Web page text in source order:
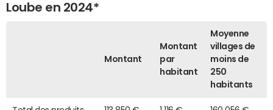
Loube en 2024*
Montant
Montant
par
habitant
Moyenne
villages de
moins de
250
habitants